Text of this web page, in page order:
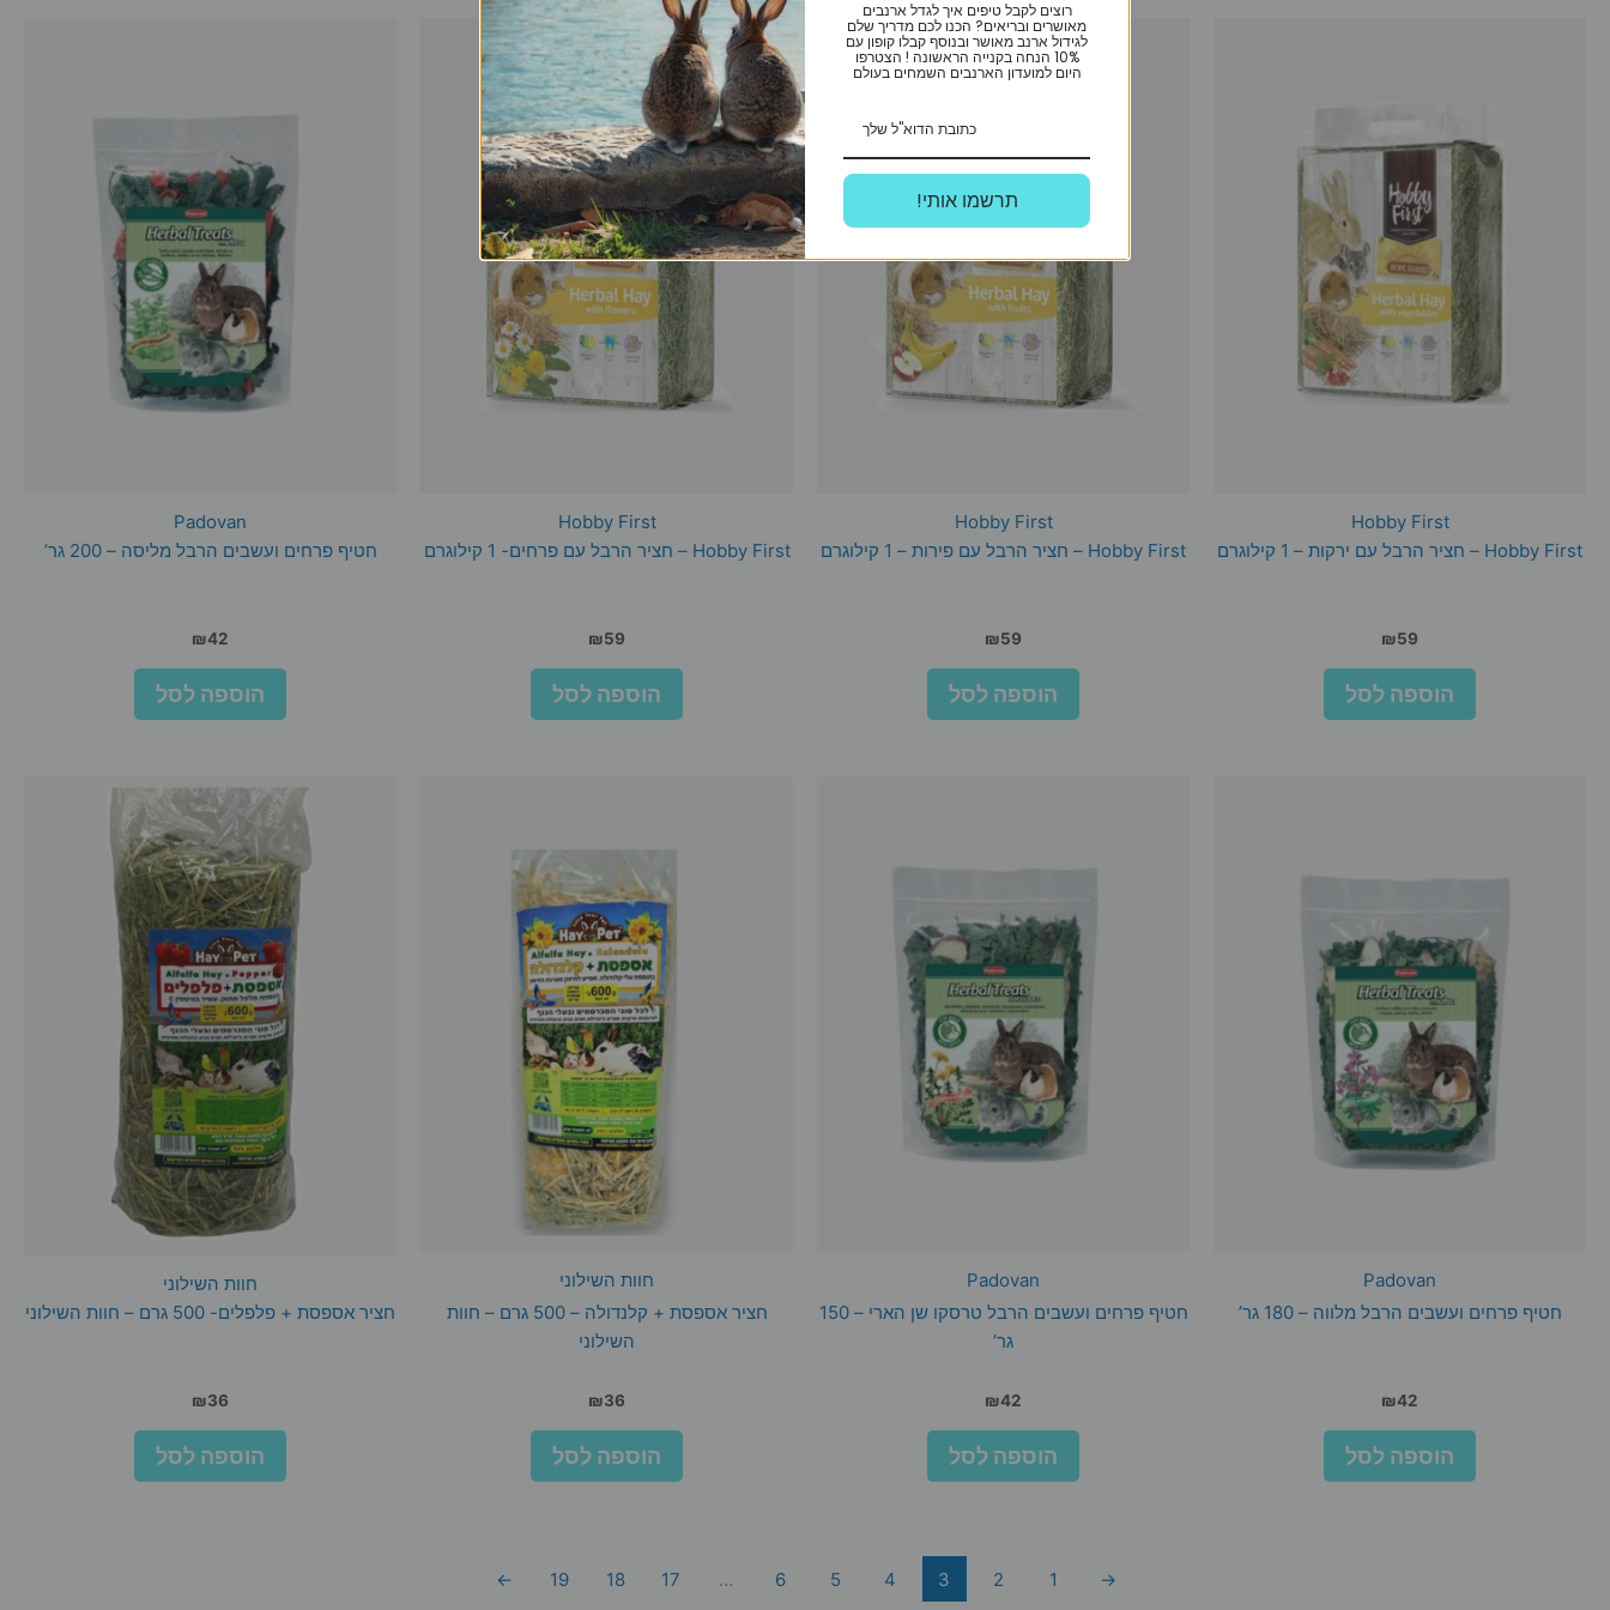
Hobby First
Hobby First – חציר הרבל עם ירקות – 1 קילוגרם
₪59
הוספה לסל
Hobby First
Hobby First – חציר הרבל עם פירות – 1 קילוגרם
₪59
הוספה לסל
Hobby First
Hobby First – חציר הרבל עם פרחים- 1 קילוגרם
₪59
הוספה לסל
Padovan
חטיף פרחים ועשבים הרבל מליסה – 200 גר’
₪42
הוספה לסל
Padovan
חטיף פרחים ועשבים הרבל מלווה – 180 גר’
₪42
הוספה לסל
Padovan
חטיף פרחים ועשבים הרבל טרסקו שן הארי – 150
גר’
₪42
הוספה לסל
חוות השילוני
חציר אספסת + קלנדולה – 500 גרם – חוות
השילוני
₪36
הוספה לסל
חוות השילוני
חציר אספסת + פלפלים- 500 גרם – חוות השילוני
₪36
הוספה לסל
→
1
2
3
4
5
6
…
17
18
19
←
רוצים לקבל טיפים איך לגדל ארנבים
מאושרים ובריאים? הכנו לכם מדריך שלם
לגידול ארנב מאושר ובנוסף קבלו קופון עם
10% הנחה בקנייה הראשונה ! הצטרפו
היום למועדון הארנבים השמחים בעולם
!תרשמו אותי